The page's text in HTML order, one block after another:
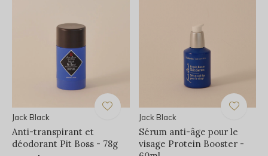
Jack Black
Anti-transpirant et
déodorant Pit Boss - 78g
Jack Black
Sérum anti-âge pour le
visage Protein Booster -